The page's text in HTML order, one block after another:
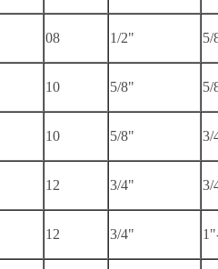
08 1/2" 5/
10 5/8" 5/
10 5/8" 3/
12 3/4" 3/
12 3/4"